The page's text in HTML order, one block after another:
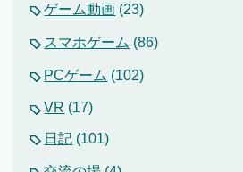
ゲーム動画 (23)
スマホゲーム (86)
PCゲーム (102)
VR (17)
日記 (101)